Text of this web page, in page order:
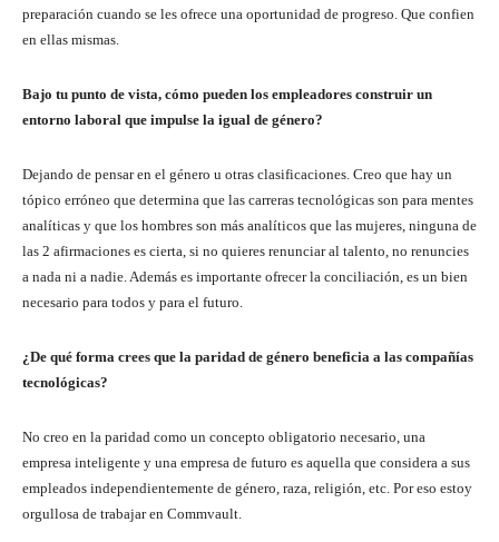
preparación cuando se les ofrece una oportunidad de progreso. Que confien
en ellas mismas.
Bajo tu punto de vista, cómo pueden los empleadores construir un
entorno laboral que impulse la igual de género?
Dejando de pensar en el género u otras clasificaciones. Creo que hay un
tópico erróneo que determina que las carreras tecnológicas son para mentes
analíticas y que los hombres son más analíticos que las mujeres, ninguna de
las 2 afirmaciones es cierta, si no quieres renunciar al talento, no renuncies
a nada ni a nadie. Además es importante ofrecer la conciliación, es un bien
necesario para todos y para el futuro.
¿De qué forma crees que la paridad de género beneficia a las compañías
tecnológicas?
No creo en la paridad como un concepto obligatorio necesario, una
empresa inteligente y una empresa de futuro es aquella que considera a sus
empleados independientemente de género, raza, religión, etc. Por eso estoy
orgullosa de trabajar en Commvault.